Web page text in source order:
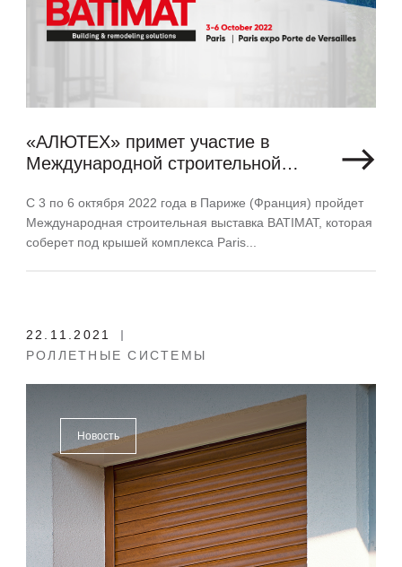
«АЛЮТЕХ» примет участие в
Международной строительной
С 3 по 6 октября 2022 года в Париже (Франция) пройдет
Международная строительная выставка BATIMAT, которая
соберет под крышей комплекса Paris...
22.11.2021
РОЛЛЕТНЫЕ СИСТЕМЫ
Новость